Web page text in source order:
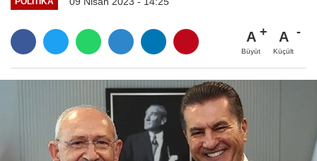
A
Büyüt
A
Küçült